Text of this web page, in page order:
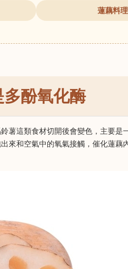
蓮藕料
酚氧化酶
薯這類食材切開後會變色，主要是
來和空氣中的氧氣接觸，催化蓮藕